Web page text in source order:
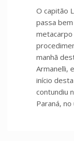
O capitão
passa
metacarpo
manhã
Armanelli,
início
contundiu
Paraná,